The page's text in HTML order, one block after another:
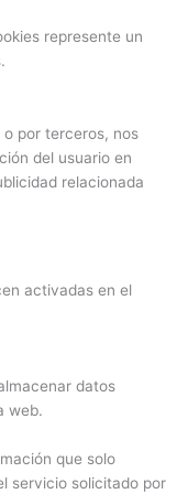
represente un
por terceros, nos
del usuario en
relacionada
activadas en el
datos
web.
que solo
servicio solicitado por